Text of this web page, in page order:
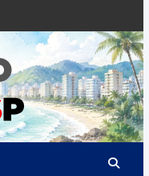
Litoral
Notícias da
Baixada Santista